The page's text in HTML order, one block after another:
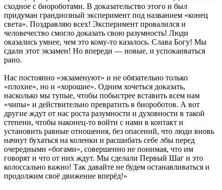
сходное с биороботами. В доказательство этого и был
придуман грандиозный эксперимент под названием «конец
света». Поздравляю всех! Эксперимент провалился и
человечество смогло доказать свою разумность! Люди
оказались умнее, чем это кому-то казалось. Слава Богу! Мы
сдали этот экзамен! Но впереди — новые, и успокаиваться
рано.
Нас постоянно «экзаменуют» и не обязательно только
«плохие», но и «хорошие». Одним хочеться доказать,
насколько мы тупые, чтобы побыстрее вставить всем нам
«чипы» и действительно превратить в биороботов. А вот
другие ждут от нас роста разумности и духовности в такой
степени, чтобы наконец-то войти с нами в контакт и
установить равные отношения, без опасений, что люди вновь
начнут бухаться на коленки и расшибать себе лбы перед
очередными «богами», совершенно не понимая, что им
говорят и что от них ждут. Мы сделали Первый Шаг и это
колоссально важно! Так давайте не будем останавливаться и
продолжим своё движение вперёд!»